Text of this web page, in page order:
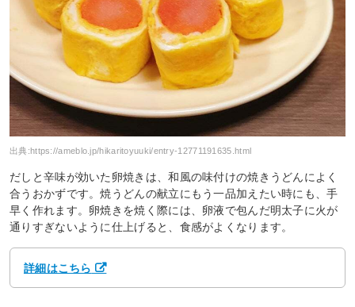
出典:https://ameblo.jp/hikaritoyuuki/entry-12771191635.html
だしと辛味が効いた卵焼きは、和風の味付けの焼きうどんによく
合うおかずです。焼うどんの献立にもう一品加えたい時にも、手
早く作れます。卵焼きを焼く際には、卵液で包んだ明太子に火が
通りすぎないように仕上げると、食感がよくなります。
詳細はこちら